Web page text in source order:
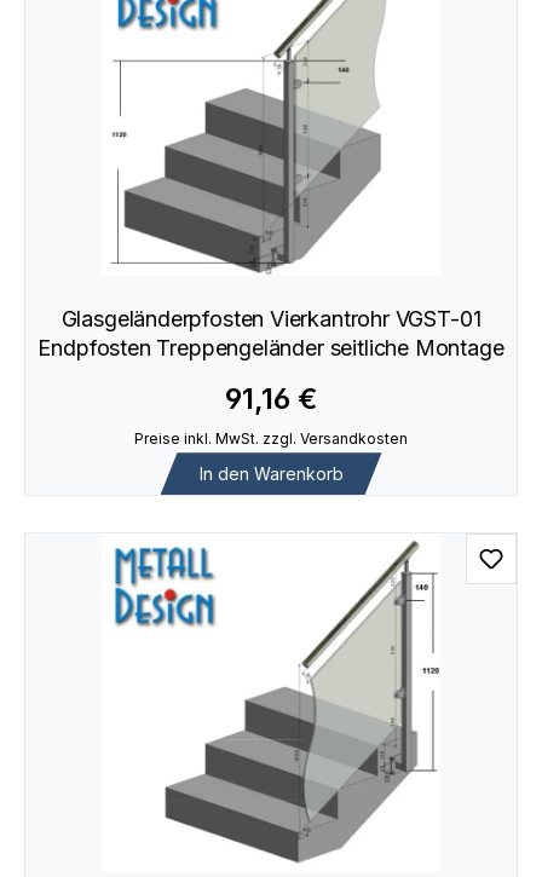
Glasgeländerpfosten Vierkantrohr VGST-01
Endpfosten Treppengeländer seitliche Montage
91,16 €
Preise inkl. MwSt. zzgl. Versandkosten
In den Warenkorb